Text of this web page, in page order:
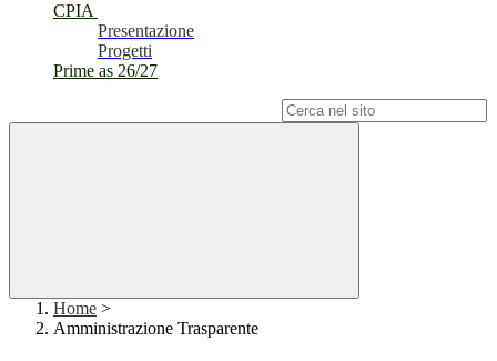
CPIA
Presentazione
Progetti
Prime as 26/27
Home >
Amministrazione Trasparente